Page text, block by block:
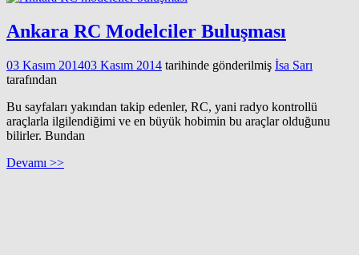
Ankara RC Modelciler Buluşması
03 Kasım 201403 Kasım 2014 tarihinde gönderilmiş İsa Sarı
tarafından
Bu sayfaları yakından takip edenler, RC, yani radyo kontrollü
araçlarla ilgilendiğimi ve en büyük hobimin bu araçlar olduğunu
bilirler. Bundan
Devamı >>